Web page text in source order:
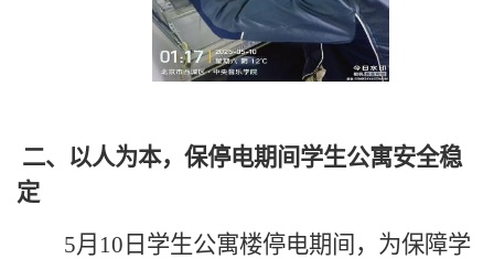
二、 以人为本，保停电期间学生公寓安全稳
定
5月10日学生公寓楼停电期间，为保障学